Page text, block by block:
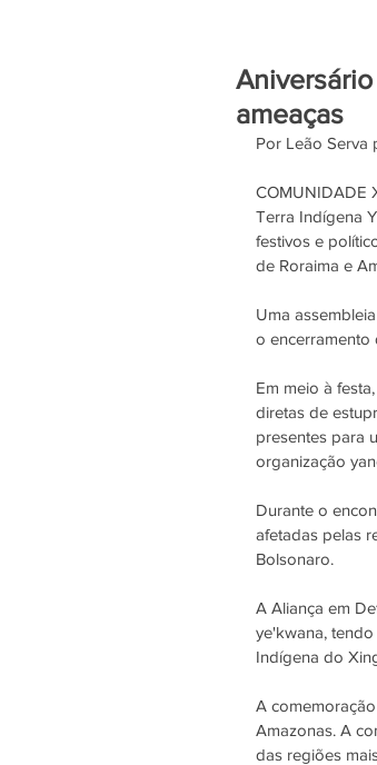
ameaças
Por Leão Serva
COMUNIDADE
Terra Indígena
festivos e
de Roraima e
Uma
o encerramento
Em meio à
diretas de
presentes para
organização
Durante o
afetadas pelas
Bolsonaro.
A Aliança em
ye'kwana,
Indígena do
A
Amazonas. A
das regiões